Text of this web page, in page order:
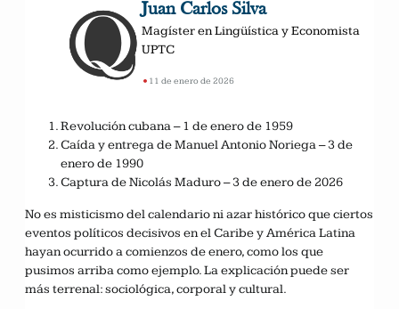
Juan Carlos Silva
Magíster en Lingüística y Economista
UPTC
• 11 de enero de 2026
Revolución cubana – 1 de enero de 1959
Caída y entrega de Manuel Antonio Noriega – 3 de
enero de 1990
Captura de Nicolás Maduro – 3 de enero de 2026
No es misticismo del calendario ni azar histórico que ciertos
eventos políticos decisivos en el Caribe y América Latina
hayan ocurrido a comienzos de enero, como los que
pusimos arriba como ejemplo. La explicación puede ser
más terrenal: sociológica, corporal y cultural.